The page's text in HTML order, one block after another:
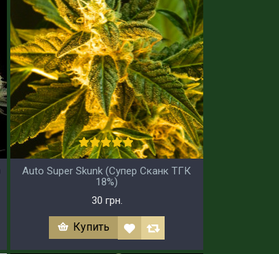
Auto Super Skunk (Супер Сканк ТГК
18%)
30 грн.
Купить